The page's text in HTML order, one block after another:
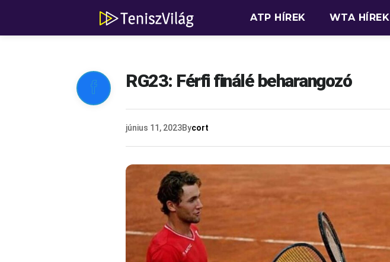
ATP HÍREK WTA HÍREK
 RG23: Férfi finálé beharangozó
június 11, 2023Bycort